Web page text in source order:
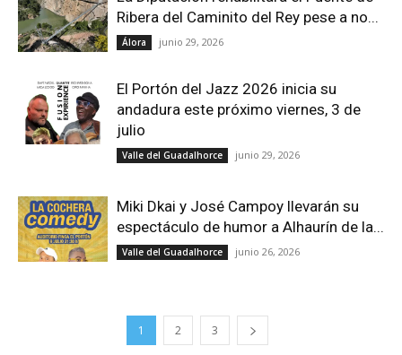
Ribera del Caminito del Rey pese a no...
Álora junio 29, 2026
El Portón del Jazz 2026 inicia su
andadura este próximo viernes, 3 de
julio
Valle del Guadalhorce junio 29, 2026
Miki Dkai y José Campoy llevarán su
espectáculo de humor a Alhaurín de la...
Valle del Guadalhorce junio 26, 2026
1 2 3